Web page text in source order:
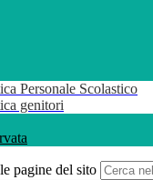
Personale Scolastico
genitori
pagine del sito